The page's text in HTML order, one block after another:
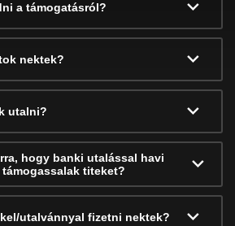
a támogatásról?
nektek?
utalni?
hogy banki utalással havi
titeket?
utalvánnyal fizetni nektek?